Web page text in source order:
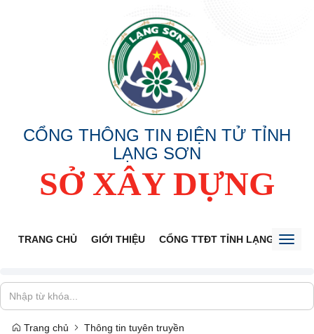
CỔNG THÔNG TIN ĐIỆN TỬ TỈNH
LẠNG SƠN
SỞ XÂY DỰNG
TRANG CHỦ GIỚI THIỆU CỔNG TTĐT TỈNH LẠNG SƠN
Trang chủ Thông tin tuyên truyền